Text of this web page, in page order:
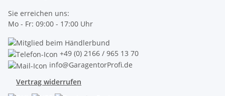
Sie erreichen uns:
Mo - Fr: 09:00 - 17:00 Uhr
+49 (0) 2166 / 965 13 70
info@GaragentorProfi.de
Vertrag widerrufen